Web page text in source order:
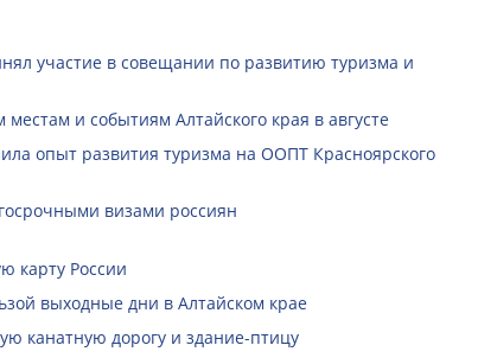
участие в совещании по развитию туризма и
и событиям Алтайского края в августе
опыт развития туризма на ООПТ Красноярского
визами россиян
карту России
выходные дни в Алтайском крае
канатную дорогу и здание-птицу